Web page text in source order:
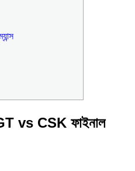
GT vs CSK ফাইনাল